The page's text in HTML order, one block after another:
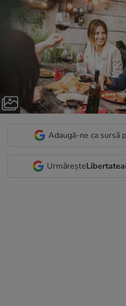
Adaugă-ne ca sursă
UrmăreșteLibertatea